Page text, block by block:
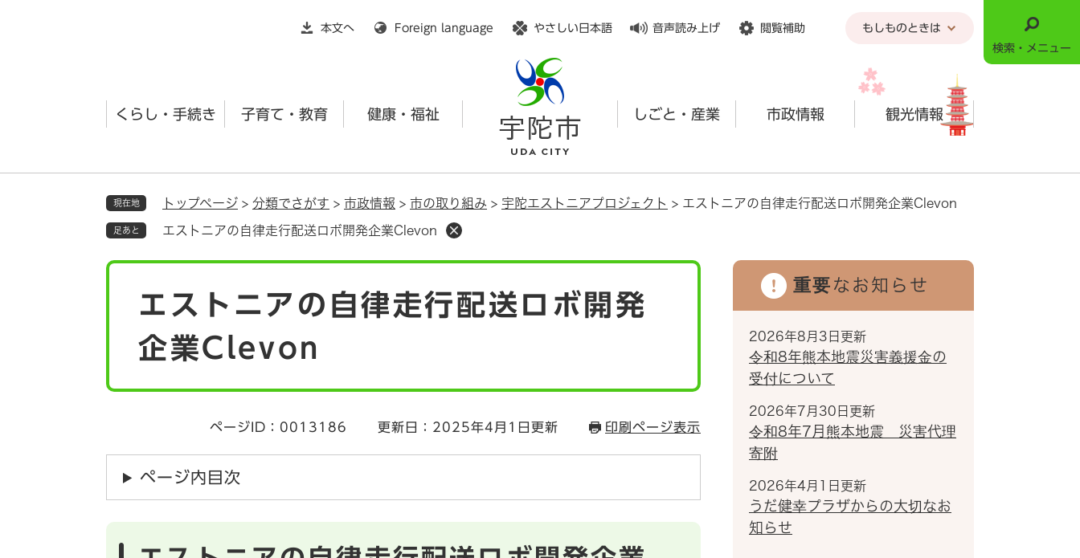
本文へ
Foreign language やさしい日本語 音声読み上げ 閲覧補助 もしものときは
くらし・手続き 子育て・教育 健康・福祉 しごと・産業 市政情報 観光情報
検索・メニュー
現在地 トップページ > 分類でさがす > 市政情報 > 市の取り組み > 宇陀エストニアプロジェクト > エストニアの自律走行配送ロボ開発企業Clevon
足あと エストニアの自律走行配送ロボ開発企業Clevon
エストニアの自律走行配送ロボ開発
企業Clevon
ページID：0013186 更新日：2025年4月1日更新 印刷ページ表示
ページ内目次
重要なお知らせ
2026年8月3日更新
令和8年熊本地震災害義援金の
受付について
2026年7月30日更新
令和8年7月熊本地震 災害代理
寄附
2026年4月1日更新
うだ健幸プラザからの大切なお
知らせ